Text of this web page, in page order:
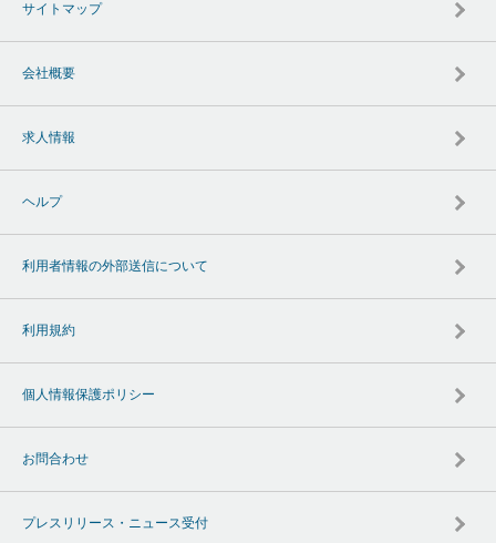
サイトマップ
会社概要
求人情報
ヘルプ
利用者情報の外部送信について
利用規約
個人情報保護ポリシー
お問合わせ
プレスリリース・ニュース受付